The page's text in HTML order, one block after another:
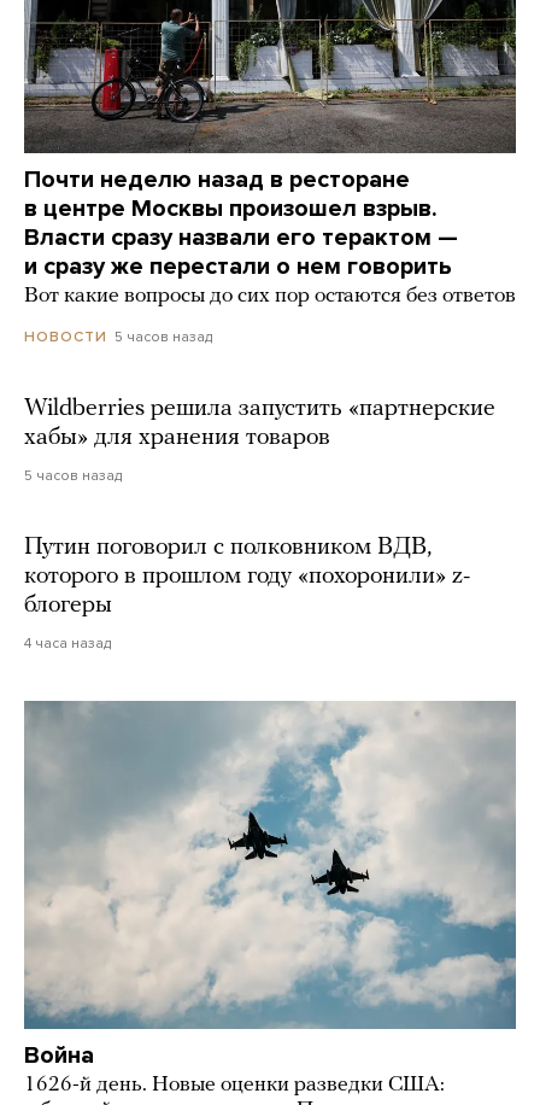
Почти неделю назад в ресторане
в центре Москвы произошел взрыв.
Власти сразу назвали его терактом —
и сразу же перестали о нем говорить
Вот какие вопросы до сих пор остаются без ответов
НОВОСТИ 5 часов назад
Wildberries решила запустить «партнерские
хабы» для хранения товаров
5 часов назад
Путин поговорил с полковником ВДВ,
которого в прошлом году «похоронили» z-
блогеры
4 часа назад
Война
1626-й день. Новые оценки разведки США: